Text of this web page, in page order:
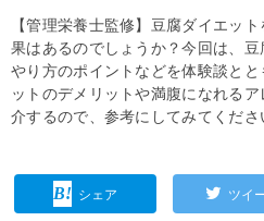
【管理栄養士監修】豆腐ダイエッ
果はあるのでしょうか？今回は、豆
やり方のポイントなどを体験談と
ットのデメリットや満腹になれる
介するので、参考にしてみてくださ
シェア ツイ